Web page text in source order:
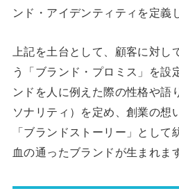
ンド・アイデンティティを定義
上記を土台として、顧客に対し
う「ブランド・プロミス」を設
ンドを人に例えた際の性格や語
ソナリティ）を定め、創業の想
「ブランドストーリー」として
血の通ったブランドが生まれま